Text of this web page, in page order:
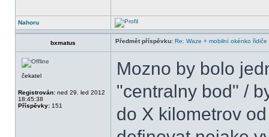
Nahoru
bxmatus Předmět příspěvku: Re: Waze + mobilní okénko řidiče
čekatel
Registrován: ned 29. led 2012
18:45:38
Příspěvky: 151
Mozno by bolo
"centralny bod" /
do X kilometrov